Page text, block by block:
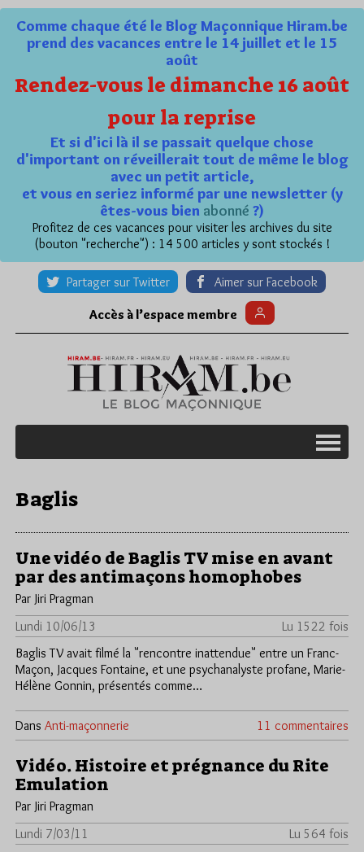
Comme chaque été le Blog Maçonnique Hiram.be
prend des vacances entre le 14 juillet et le 15
août
Rendez-vous le dimanche 16 août
pour la reprise
Et si d'ici là il se passait quelque chose
d'important on réveillerait tout de même le blog
avec un petit article,
et vous en seriez informé par une newsletter (y
êtes-vous bien abonné ?)
Profitez de ces vacances pour visiter les archives du site
(bouton "recherche") : 14 500 articles y sont stockés !
Partager sur Twitter Aimer sur Facebook
Accès à l’espace membre
Baglis
Une vidéo de Baglis TV mise en avant
par des antimaçons homophobes
Par Jiri Pragman
Lundi 10/06/13
Lu 1522 fois
Baglis TV avait filmé la "rencontre inattendue" entre un Franc-
Maçon, Jacques Fontaine, et une psychanalyste profane, Marie-
Hélène Gonnin, présentés comme…
Dans Anti-maçonnerie 11 commentaires
Vidéo. Histoire et prégnance du Rite
Emulation
Par Jiri Pragman
Lundi 7/03/11
Lu 564 fois